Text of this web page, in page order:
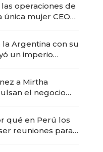
operaciones de
única mujer CEO
Argentina con su
un imperio
a Mirtha
el negocio
qué en Perú los
reuniones para